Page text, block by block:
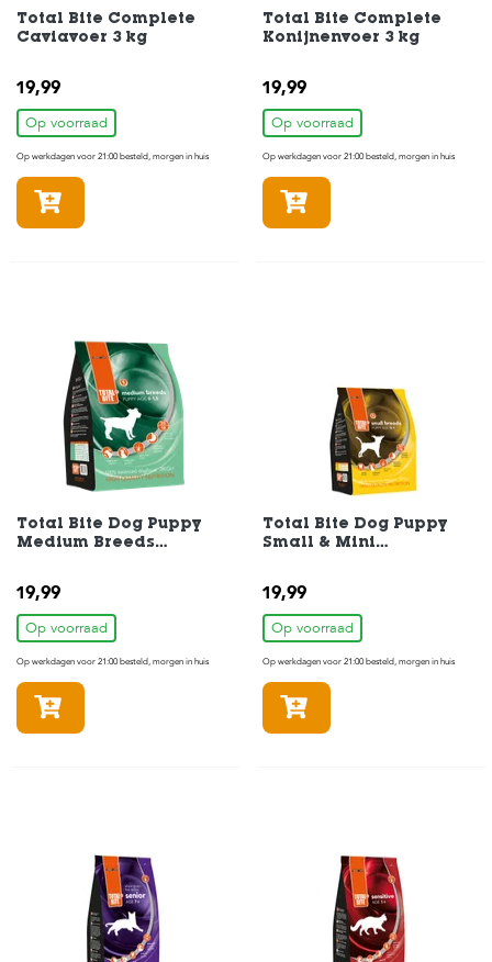
Total Bite Complete
Caviavoer 3 kg
19,99
Op voorraad
Op werkdagen voor 21:00 besteld, morgen in huis
Total Bite Complete
Konijnenvoer 3 kg
19,99
Op voorraad
Op werkdagen voor 21:00 besteld, morgen in huis
Total Bite Dog Puppy
Medium Breeds
19,99
Op voorraad
Op werkdagen voor 21:00 besteld, morgen in huis
Total Bite Dog Puppy
Small & Mini
19,99
Op voorraad
Op werkdagen voor 21:00 besteld, morgen in huis